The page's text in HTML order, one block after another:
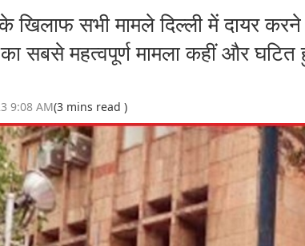
खिलाफ सभी मामले दिल्ली में दायर
का सबसे महत्वपूर्ण मामला कहीं और घटित
9:08 AM(3 mins read )